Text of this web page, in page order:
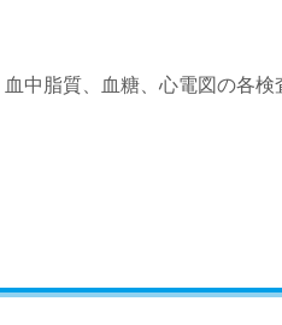
中脂質、血糖、心電図の各